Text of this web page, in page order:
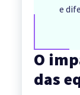
e
O
das